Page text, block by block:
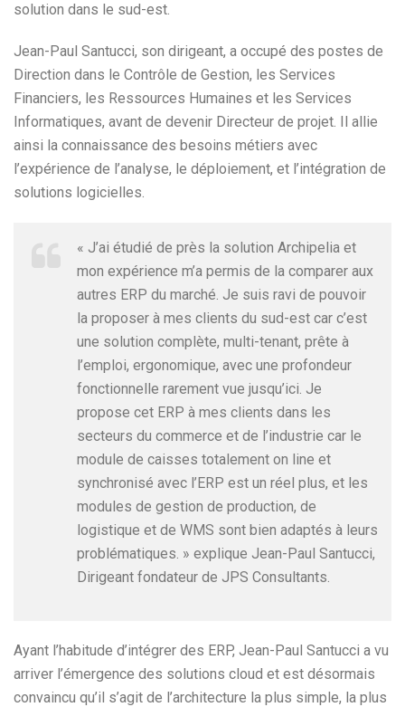
solution dans le sud-est.
Jean-Paul Santucci, son dirigeant, a occupé des postes de
Direction dans le Contrôle de Gestion, les Services
Financiers, les Ressources Humaines et les Services
Informatiques, avant de devenir Directeur de projet. Il allie
ainsi la connaissance des besoins métiers avec
l’expérience de l’analyse, le déploiement, et l’intégration de
solutions logicielles.
« J’ai étudié de près la solution Archipelia et
mon expérience m’a permis de la comparer aux
autres ERP du marché. Je suis ravi de pouvoir
la proposer à mes clients du sud-est car c’est
une solution complète, multi-tenant, prête à
l’emploi, ergonomique, avec une profondeur
fonctionnelle rarement vue jusqu’ici. Je
propose cet ERP à mes clients dans les
secteurs du commerce et de l’industrie car le
module de caisses totalement on line et
synchronisé avec l’ERP est un réel plus, et les
modules de gestion de production, de
logistique et de WMS sont bien adaptés à leurs
problématiques. » explique Jean-Paul Santucci,
Dirigeant fondateur de JPS Consultants.
Ayant l’habitude d’intégrer des ERP, Jean-Paul Santucci a vu
arriver l’émergence des solutions cloud et est désormais
convaincu qu’il s’agit de l’architecture la plus simple, la plus